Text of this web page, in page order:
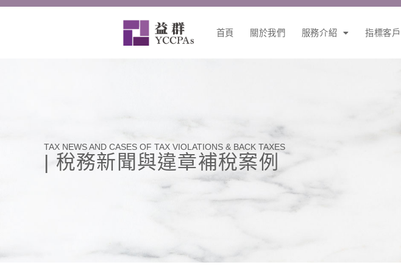
跳
首頁 關於我們 服務介紹 指標客戶
TAX NEWS AND CASES OF TAX VIOLATIONS & BACK TAXES
| 稅務新聞與違章補稅案例